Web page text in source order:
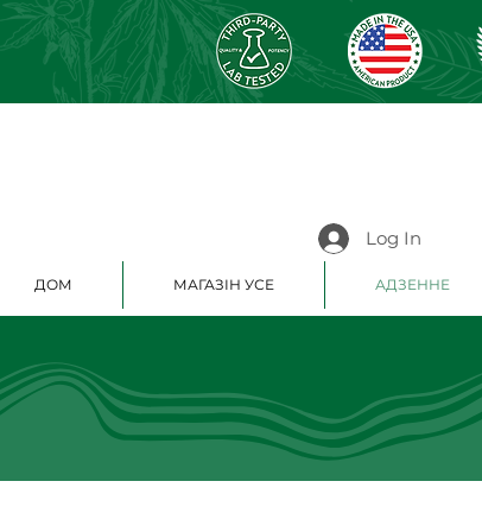
Log In
ДОМ МАГАЗІН УСЕ АДЗЕННЕ